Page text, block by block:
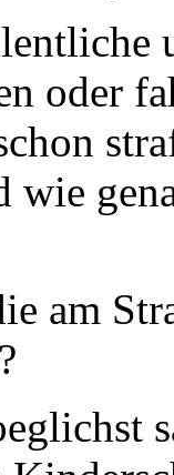
oder
wie
am